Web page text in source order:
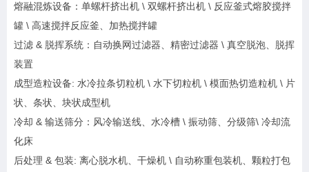
熔融混炼设备：单螺杆挤出机 \ 双螺杆挤出机 \ 反应釜式熔胶搅拌
罐 \ 高速搅拌反应釜、加热搅拌罐
过滤 & 脱挥系统：自动换网过滤器、精密过滤器 \ 真空脱泡、脱挥
装置
成型造粒设备: 水冷拉条切粒机 \ 水下切粒机 \ 模面热切造粒机 \ 片
状、条状、块状成型机
冷却 & 输送筛分：风冷输送线、水冷槽 \ 振动筛、分级筛\ 冷却流
化床
后处理 & 包装: 离心脱水机、干燥机 \ 自动称重包装机、颗粒打包